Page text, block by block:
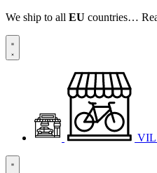
We ship to all EU countries…
VIL